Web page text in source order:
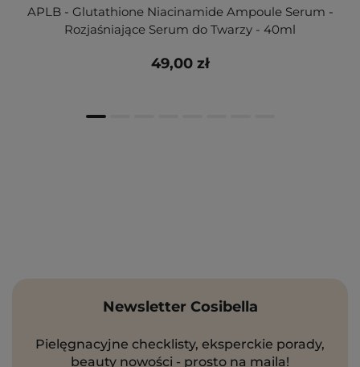
APLB - Glutathione Niacinamide Ampoule Serum -
Rozjaśniające Serum do Twarzy - 40ml
49,00 zł
Newsletter Cosibella
Pielęgnacyjne checklisty, eksperckie porady,
beauty nowości - prosto na maila!